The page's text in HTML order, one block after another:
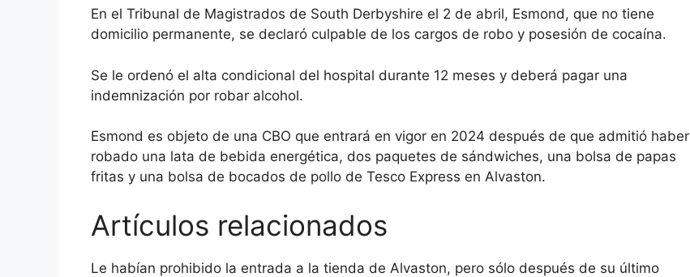
En el Tribunal de Magistrados de South Derbyshire el 2 de abril, Esmond, que no tiene
domicilio permanente, se declaró culpable de los cargos de robo y posesión de cocaína.
Se le ordenó el alta condicional del hospital durante 12 meses y deberá pagar una
indemnización por robar alcohol.
Esmond es objeto de una CBO que entrará en vigor en 2024 después de que admitió haber
robado una lata de bebida energética, dos paquetes de sándwiches, una bolsa de papas
fritas y una bolsa de bocados de pollo de Tesco Express en Alvaston.
Artículos relacionados
Le habían prohibido la entrada a la tienda de Alvaston, pero sólo después de su último